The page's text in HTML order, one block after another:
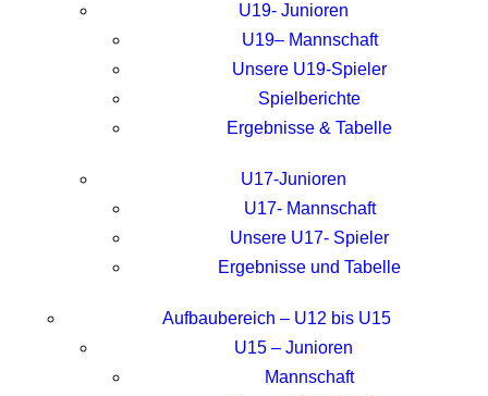
U19- Junioren
U19– Mannschaft
Unsere U19-Spieler
Spielberichte
Ergebnisse & Tabelle
U17-Junioren
U17- Mannschaft
Unsere U17- Spieler
Ergebnisse und Tabelle
Aufbaubereich – U12 bis U15
U15 – Junioren
Mannschaft